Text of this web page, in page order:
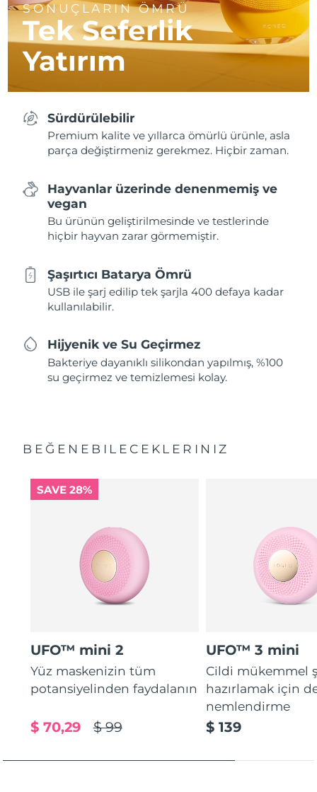
SONUÇLARIN ÖMRÜ
Tek Seferlik
Yatırım
Sürdürülebilir
Premium kalite ve yıllarca ömürlü ürünle, asla
parça değiştirmeniz gerekmez. Hiçbir zaman.
Hayvanlar üzerinde denenmemiş ve
vegan
Bu ürünün geliştirilmesinde ve testlerinde
hiçbir hayvan zarar görmemiştir.
Şaşırtıcı Batarya Ömrü
USB ile şarj edilip tek şarjla 400 defaya kadar
kullanılabilir.
Hijyenik ve Su Geçirmez
Bakteriye dayanıklı silikondan yapılmış, %100
su geçirmez ve temizlemesi kolay.
BEĞENEBILECEKLERINIZ
SAVE 28%
UFO™ mini 2
Yüz maskenizin tüm
potansiyelinden faydalanın
$ 99
$ 70,29
UFO™ 3 mini
Cildi mükemmel
hazırlamak için
nemlendirme
$ 139